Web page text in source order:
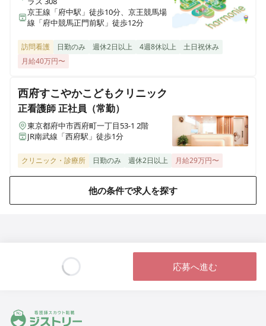
医療施設型ホスピス 医心館ふくにし
三重県名張市東町1921-1
医療施設型ホスピス 医心館弘前
青森県弘前市大字外崎4丁目2-3
医療施設型ホスピス 医心館篠崎
東京都江戸川区篠崎町2丁目31-3（住所未定）
青森県八戸市田向五丁目12番1号
医療施設型ホスピス 医心館秋田
医療施設型ホスピス 医心館菊名
京王線「府中駅」徒歩10分、京王競馬場
線「府中競馬正門前駅」徒歩12分
訪問看護 日勤のみ 週休2日以上 4週8休以上
土日祝休み
月給40万円〜
西府すこやかこどもクリニック
正看護師正社員（常勤）
東京都府中市西府町一丁目53-1 2階
JR南武線「西府駅」徒歩1分
クリニック・診療所 日勤のみ 週休2日以上 月給29万円〜
他の条件で求人を探す
応募へ進む
ジストリー 看護師の転職マッチング